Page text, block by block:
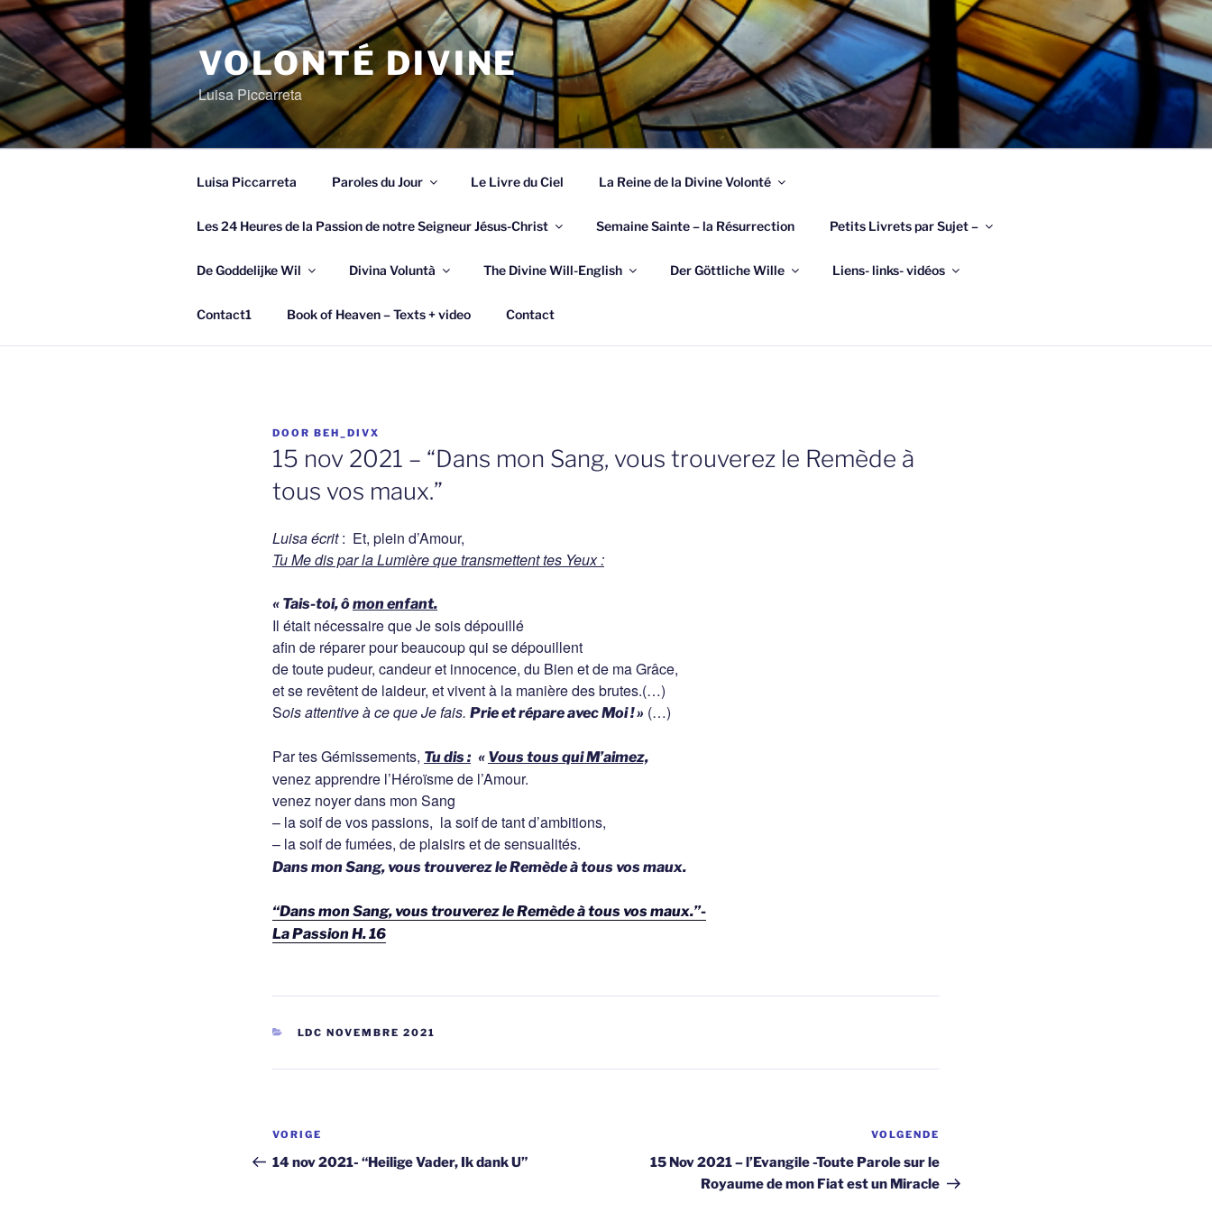
Spring
naar
de
inhoud
VOLONTÉ DIVINE
Luisa Piccarreta
Luisa Piccarreta Paroles du Jour Le Livre du Ciel La Reine de la Divine Volonté
Les 24 Heures de la Passion de notre Seigneur Jésus-Christ Semaine Sainte – la Résurrection Petits Livrets par Sujet –
De Goddelijke Wil Divina Voluntà The Divine Will-English Der Göttliche Wille Liens- links- vidéos
Contact1 Book of Heaven – Texts + video Contact
GEPLAATST
OP
DOOR BEH_DIVX
15 nov 2021 – “Dans mon Sang, vous trouverez le Remède à
tous vos maux.”
Luisa écrit: Et, plein d’Amour,
Tu Me dis par la Lumière que transmettent tes Yeux:
« Tais-toi, ômon enfant.
Il était nécessaire que Je sois dépouillé
afin de réparer pour beaucoup qui se dépouillent
de toute pudeur, candeur et innocence, du Bien et de ma Grâce,
et se revêtent de laideur, et vivent à la manière des brutes.(…)
Sois attentive à ce que Je fais. Prie et répare avec Moi ! » (…)
Par tes Gémissements, Tu dis : « Vous tous qui M’aimez,
venez apprendre l’Héroïsme de l’Amour.
venez noyer dans mon Sang
– la soif de vos passions, la soif de tant d’ambitions,
– la soif de fumées, de plaisirs et de sensualités.
Dans mon Sang, vous trouverez le Remède à tous vos maux.
“Dans mon Sang, vous trouverez le Remède à tous vos maux.”-
La Passion H. 16
CATEGORIEËN
LDC NOVEMBRE 2021
Berichtnavigatie
Vorig
bericht
VORIGE
14 nov 2021- “Heilige Vader, Ik dank U”
bericht
VOLGENDE
15 Nov 2021 – l’Evangile -Toute Parole sur le
Royaume de mon Fiat est un Miracle